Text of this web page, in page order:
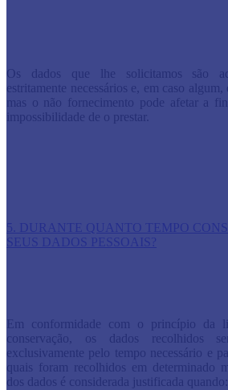
Os dados que lhe solicitamos são
estritamente necessários e, em caso
mas o não fornecimento pode afetar a
impossibilidade de o prestar.
5. DURANTE QUANTO TEMPO
SEUS DADOS PESSOAIS?
Em conformidade com o princípio da
conservação, os dados recolhidos
exclusivamente pelo tempo necessário e
quais foram recolhidos em determinado
dos dados é considerada justificada quando: